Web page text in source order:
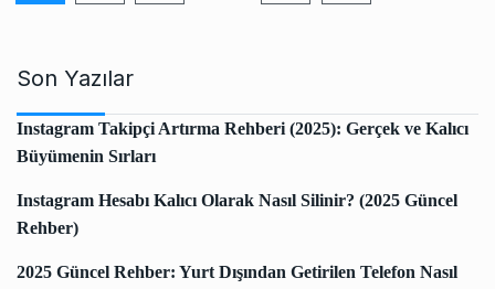
Son Yazılar
Instagram Takipçi Artırma Rehberi (2025): Gerçek ve Kalıcı
Büyümenin Sırları
Instagram Hesabı Kalıcı Olarak Nasıl Silinir? (2025 Güncel
Rehber)
2025 Güncel Rehber: Yurt Dışından Getirilen Telefon Nasıl